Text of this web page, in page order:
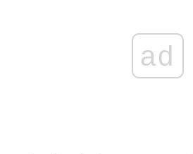
ad